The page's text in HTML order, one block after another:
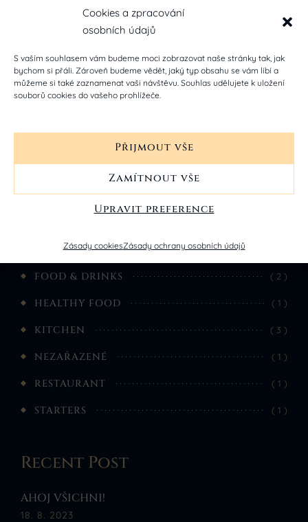
Cookies a zpracování
osobních údajů
S vaším souhlasem vám budeme moci zobrazovat naše stránky tak, jak
bychom si přáli. Zároveň budeme vědět, jaký typ obsahu se vám líbí a
můžeme si také zaznamenat vaši návštěvu. Souhlas udělujete k uložení
souborů cookies do vašeho prohlížeče.
Přijmout vše
Zamítnout vše
Upravit preference
Zásady cookiesZásady ochrany osobních údajů
It is a long estaed fact that reader will be
distracted the readable cont of a page
Categories
DELICATES
FOOD & DRINKS ( 2 )
HEALTHY FOOD ( 1 )
KITCHEN ( 3 )
NEZAŘAZENÉ ( 1 )
RESTAURANT ( 1 )
STARTERS ( 1 )
Recent Post
AHOJ VŠICHNI!
18. 8. 2023